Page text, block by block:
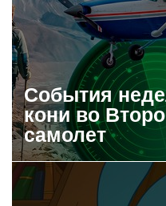
События
кони во
самолет